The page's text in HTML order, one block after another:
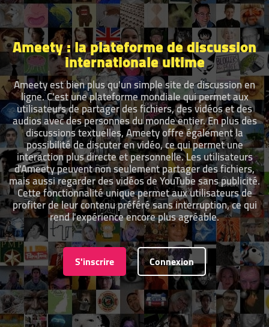
Ameety : la plateforme de discussion
internationale ultime
Ameety est bien plus qu'un simple site de discussion en
ligne. C'est une plateforme mondiale qui permet aux
utilisateurs de partager des fichiers, des vidéos et des
audios avec des personnes du monde entier. En plus des
discussions textuelles, Ameety offre également la
possibilité de discuter en vidéo, ce qui permet une
interaction plus directe et personnelle. Les utilisateurs
d'Ameety peuvent non seulement partager des fichiers,
mais aussi regarder des vidéos de YouTube sans publicité.
Cette fonctionnalité unique permet aux utilisateurs de
profiter de leur contenu préféré sans interruption, ce qui
rend l'expérience encore plus agréable.
S'inscrire Connexion